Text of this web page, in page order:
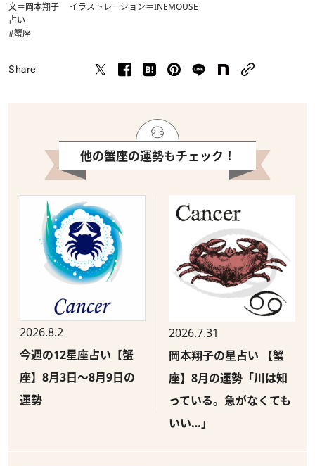
文＝岡本翔子 イラストレーション＝INEMOUSE
占い
#蟹座
Share
他の蟹座の運勢もチェック！
2026.8.2
今週の12星座占い【蟹
座】8月3日～8月9日の
運勢
2026.7.31
岡本翔子の星占い 【蟹
座】8月の運勢「川は知
っている。急がなくても
いい…」